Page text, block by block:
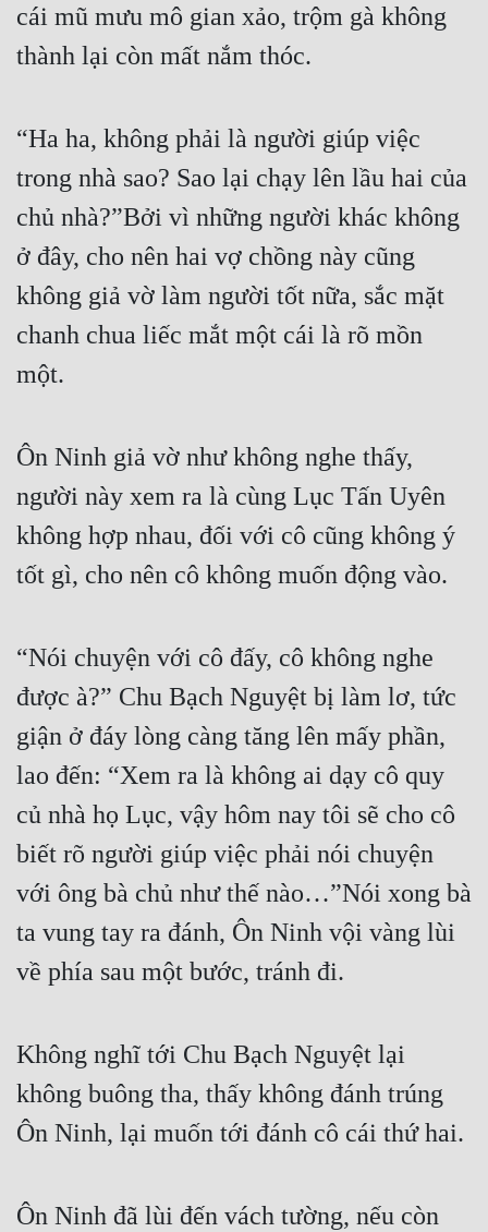
cái mũ mưu mô gian xảo, trộm gà không
thành lại còn mất nắm thóc.
“Ha ha, không phải là người giúp việc
trong nhà sao? Sao lại chạy lên lầu hai của
chủ nhà?”Bởi vì những người khác không
ở đây, cho nên hai vợ chồng này cũng
không giả vờ làm người tốt nữa, sắc mặt
chanh chua liếc mắt một cái là rõ mồn
một.
Ôn Ninh giả vờ như không nghe thấy,
người này xem ra là cùng Lục Tấn Uyên
không hợp nhau, đối với cô cũng không ý
tốt gì, cho nên cô không muốn động vào.
“Nói chuyện với cô đấy, cô không nghe
được à?” Chu Bạch Nguyệt bị làm lơ, tức
giận ở đáy lòng càng tăng lên mấy phần,
lao đến: “Xem ra là không ai dạy cô quy
củ nhà họ Lục, vậy hôm nay tôi sẽ cho cô
biết rõ người giúp việc phải nói chuyện
với ông bà chủ như thế nào…”Nói xong bà
ta vung tay ra đánh, Ôn Ninh vội vàng lùi
về phía sau một bước, tránh đi.
Không nghĩ tới Chu Bạch Nguyệt lại
không buông tha, thấy không đánh trúng
Ôn Ninh, lại muốn tới đánh cô cái thứ hai.
Ôn Ninh đã lùi đến vách tường, nếu còn